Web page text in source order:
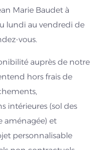
Marie Baudet à
lundi au vendredi de
vous.
auprès de notre
hors frais de
intérieures (sol des
aménagée) et
personnalisable